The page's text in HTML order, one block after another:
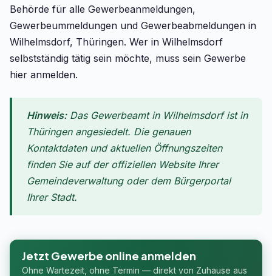
Behörde für alle Gewerbeanmeldungen,
Gewerbeummeldungen und Gewerbeabmeldungen in
Wilhelmsdorf, Thüringen. Wer in Wilhelmsdorf
selbstständig tätig sein möchte, muss sein Gewerbe
hier anmelden.
Hinweis:Das Gewerbeamt in Wilhelmsdorf ist in
Thüringen angesiedelt. Die genauen
Kontaktdaten und aktuellen Öffnungszeiten
finden Sie auf der offiziellen Website Ihrer
Gemeindeverwaltung oder dem Bürgerportal
Ihrer Stadt.
Jetzt Gewerbe online anmelden
Ohne Wartezeit, ohne Termin — direkt von Zuhause aus